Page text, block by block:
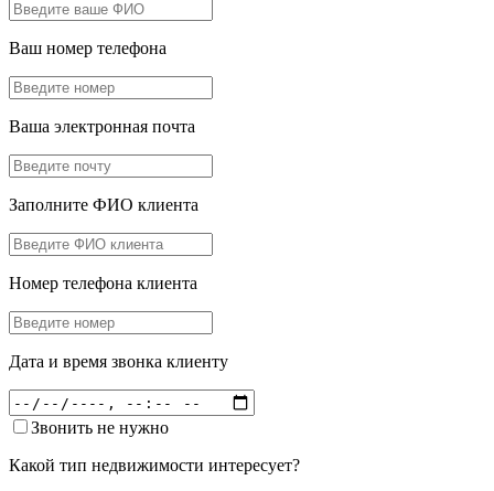
Ваш номер телефона
Ваша электронная почта
Заполните ФИО клиента
Номер телефона клиента
Дата и время звонка клиенту
Звонить не нужно
Какой тип недвижимости интересует?